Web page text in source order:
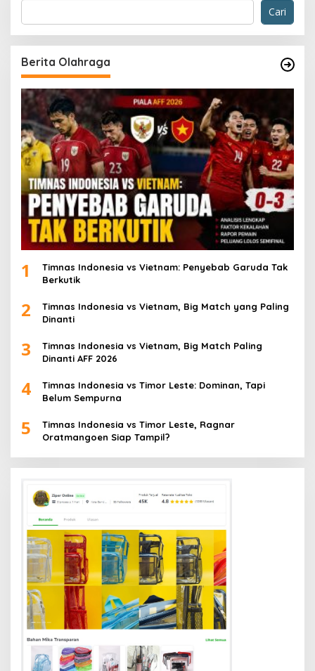
Cari
Berita Olahraga
1
Timnas Indonesia vs Vietnam: Penyebab Garuda Tak
Berkutik
2
Timnas Indonesia vs Vietnam, Big Match yang Paling
Dinanti
3
Timnas Indonesia vs Vietnam, Big Match Paling
Dinanti AFF 2026
4
Timnas Indonesia vs Timor Leste: Dominan, Tapi
Belum Sempurna
5
Timnas Indonesia vs Timor Leste, Ragnar
Oratmangoen Siap Tampil?